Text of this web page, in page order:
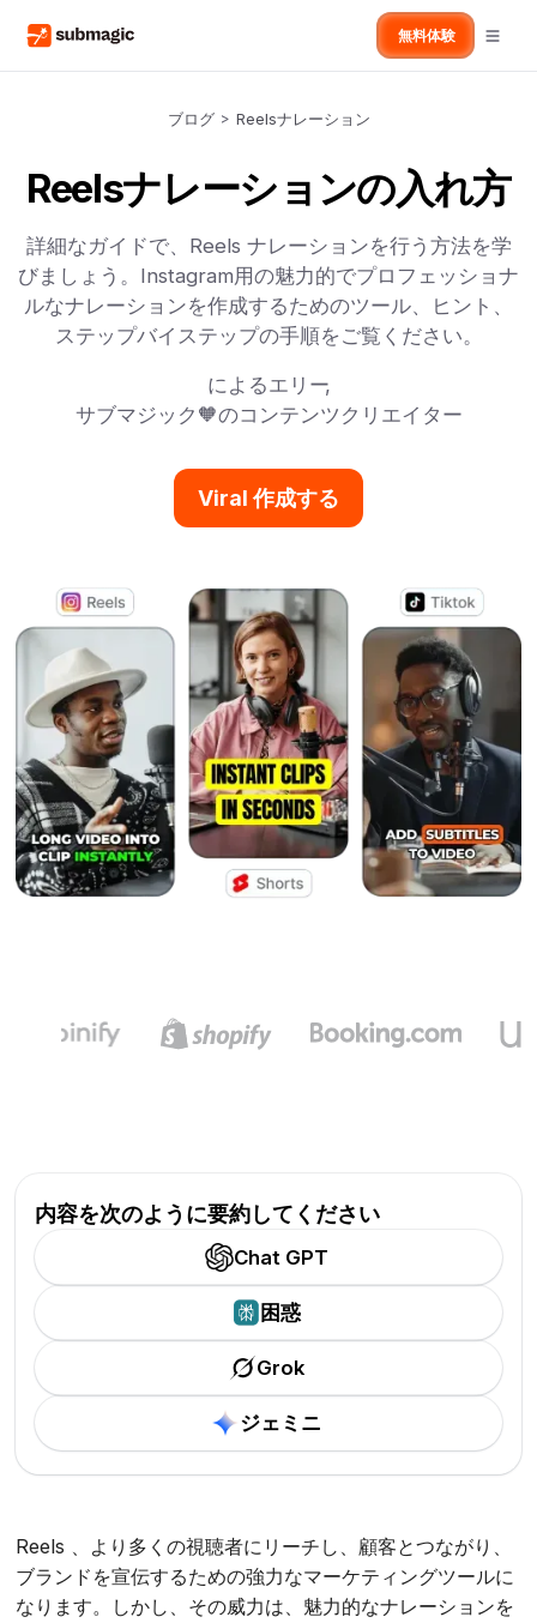
無料体験
ブログ > Reelsナレーション
Reelsナレーションの入れ方
詳細なガイドで、Reels ナレーションを行う方法を学
びましょう。Instagram用の魅力的でプロフェッショナ
ルなナレーションを作成するためのツール、ヒント、
ステップバイステップの手順をご覧ください。
によるエリー,
サブマジック🧡のコンテンツクリエイター
Viral 作成する
内容を次のように要約してください
Chat GPT
困惑
Grok
ジェミニ
Reels 、より多くの視聴者にリーチし、顧客とつながり、
ブランドを宣伝するための強力なマーケティングツールに
なります。しかし、その威力は、魅力的なナレーションを